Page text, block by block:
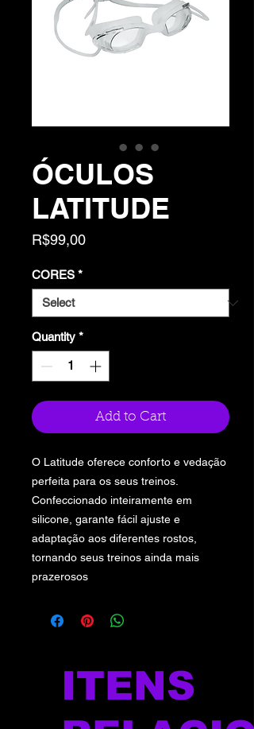
ÓCULOS
LATITUDE
R$99,00Price
CORES *
Quantity *
Add to Cart
O Latitude oferece conforto e vedação
perfeita para os seus treinos.
Confeccionado inteiramente em
silicone, garante fácil ajuste e
adaptação aos diferentes rostos,
tornando seus treinos ainda mais
prazerosos
ITENS